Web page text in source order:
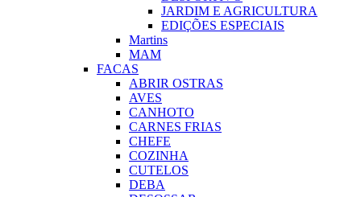
JARDIM E AGRICULTURA
EDIÇÕES ESPECIAIS
Martins
MAM
FACAS
ABRIR OSTRAS
AVES
CANHOTO
CARNES FRIAS
CHEFE
COZINHA
CUTELOS
DEBA